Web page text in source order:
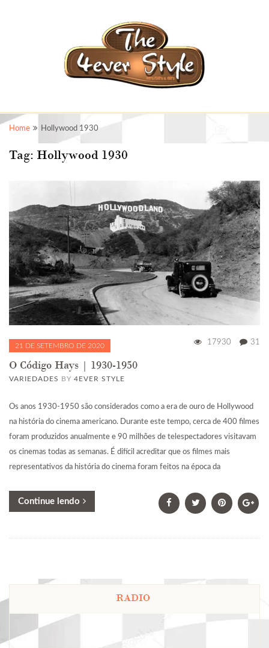
Home Hollywood 1930
Tag: Hollywood 1930
21 DE SETEMBRO DE 2020 17930 31
O Código Hays | 1930-1950
VARIEDADES BY 4EVER STYLE
Os anos 1930-1950 são considerados como a era de ouro de Hollywood
na história do cinema americano. Durante este tempo, cerca de 400 filmes
foram produzidos anualmente e 90 milhões de telespectadores visitavam
os cinemas todas as semanas. É difícil acreditar que os filmes mais
representativos da história do cinema foram feitos na época da
Continue lendo
RADIO